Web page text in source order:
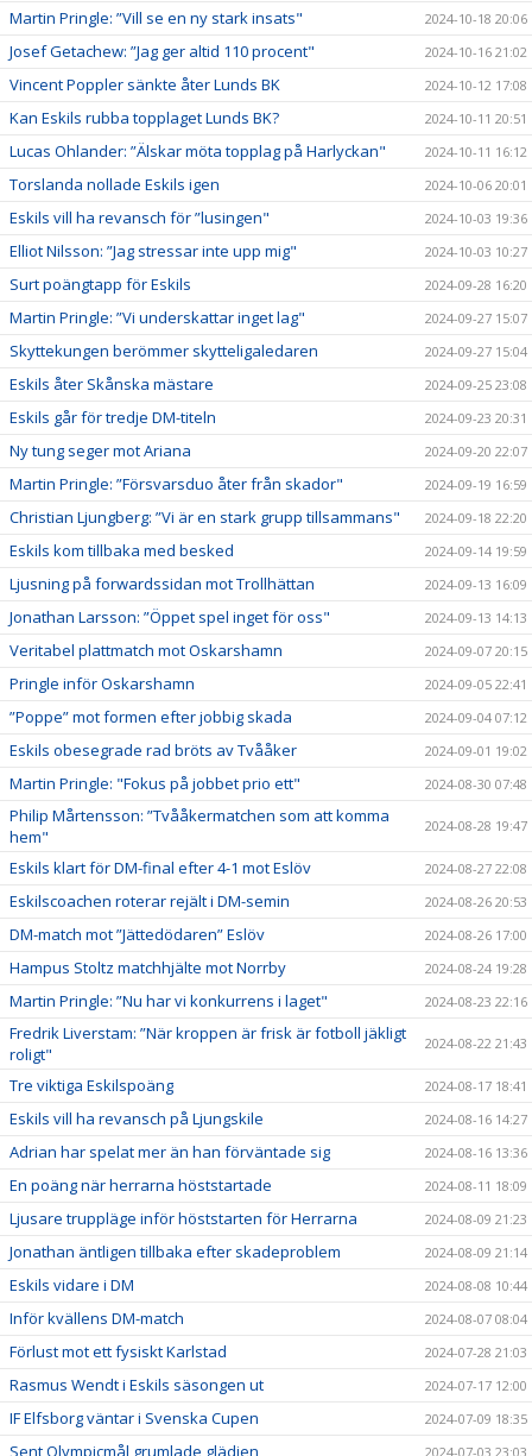
Martin Pringle: ”Vill se en ny stark insats" 2024-10-18 20:06
Josef Getachew: ”Jag ger altid 110 procent" 2024-10-16 21:02
Vincent Poppler sänkte åter Lunds BK 2024-10-12 17:08
Kan Eskils rubba topplaget Lunds BK? 2024-10-11 20:51
Lucas Ohlander: ”Älskar möta topplag på Harlyckan" 2024-10-11 16:12
Torslanda nollade Eskils igen 2024-10-06 20:01
Eskils vill ha revansch för ”lusingen" 2024-10-03 19:36
Elliot Nilsson: ”Jag stressar inte upp mig" 2024-10-03 10:27
Surt poängtapp för Eskils 2024-09-28 16:20
Martin Pringle: ”Vi underskattar inget lag" 2024-09-27 15:07
Skyttekungen berömmer skytteligaledaren 2024-09-27 15:04
Eskils åter Skånska mästare 2024-09-25 23:08
Eskils går för tredje DM-titeln 2024-09-23 20:31
Ny tung seger mot Ariana 2024-09-20 22:07
Martin Pringle: ”Försvarsduo åter från skador" 2024-09-19 16:59
Christian Ljungberg: ”Vi är en stark grupp tillsammans" 2024-09-18 22:20
Eskils kom tillbaka med besked 2024-09-14 19:59
Ljusning på forwardssidan mot Trollhättan 2024-09-13 16:09
Jonathan Larsson: ”Öppet spel inget för oss" 2024-09-13 14:13
Veritabel plattmatch mot Oskarshamn 2024-09-07 20:15
Pringle inför Oskarshamn 2024-09-05 22:41
”Poppe” mot formen efter jobbig skada 2024-09-04 07:12
Eskils obesegrade rad bröts av Tvååker 2024-09-01 19:02
Martin Pringle: "Fokus på jobbet prio ett" 2024-08-30 07:48
Philip Mårtensson: ”Tvååkermatchen som att komma
hem"
2024-08-28 19:47
Eskils klart för DM-final efter 4-1 mot Eslöv 2024-08-27 22:08
Eskilscoachen roterar rejält i DM-semin 2024-08-26 20:53
DM-match mot ”Jättedödaren” Eslöv 2024-08-26 17:00
Hampus Stoltz matchhjälte mot Norrby 2024-08-24 19:28
Martin Pringle: ”Nu har vi konkurrens i laget" 2024-08-23 22:16
Fredrik Liverstam: ”När kroppen är frisk är fotboll jäkligt
roligt"
2024-08-22 21:43
Tre viktiga Eskilspoäng 2024-08-17 18:41
Eskils vill ha revansch på Ljungskile 2024-08-16 14:27
Adrian har spelat mer än han förväntade sig 2024-08-16 13:36
En poäng när herrarna höststartade 2024-08-11 18:09
Ljusare truppläge inför höststarten för Herrarna 2024-08-09 21:23
Jonathan äntligen tillbaka efter skadeproblem 2024-08-09 21:14
Eskils vidare i DM 2024-08-08 10:44
Inför kvällens DM-match 2024-08-07 08:04
Förlust mot ett fysiskt Karlstad 2024-07-28 21:03
Rasmus Wendt i Eskils säsongen ut 2024-07-17 12:00
IF Elfsborg väntar i Svenska Cupen 2024-07-09 18:35
Sent Olympicmål grumlade glädjen 2024-07-03 23:03